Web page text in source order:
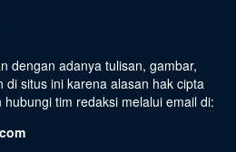
dengan adanya tulisan, gambar,
situs ini karena alasan hak cipta
tim redaksi melalui email di: